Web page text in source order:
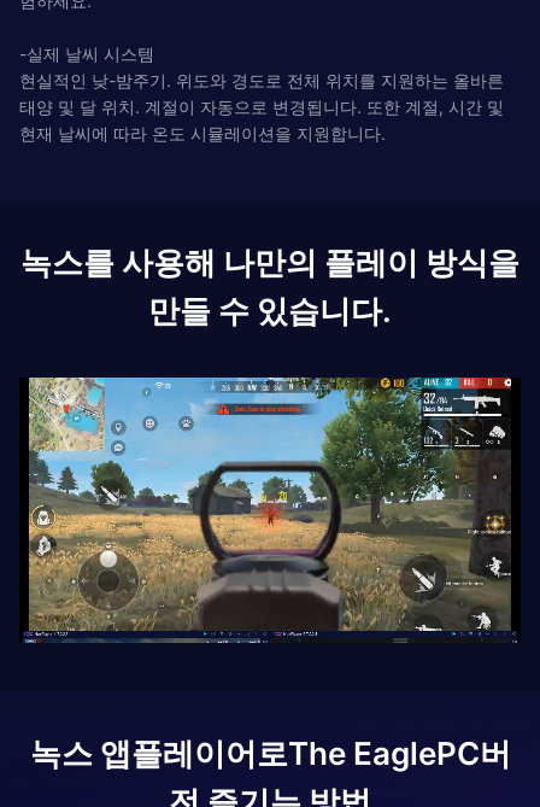
-실제 날씨 시스템
현실적인 낮-밤주기. 위도와 경도로 전체 위치를 지원하는 올바른
태양 및 달 위치. 계절이 자동으로 변경됩니다. 또한 계절, 시간 및
현재 날씨에 따라 온도 시뮬레이션을 지원합니다.
녹스를 사용해 나만의 플레이 방식을
만들 수 있습니다.
녹스 앱플레이어로The EaglePC버